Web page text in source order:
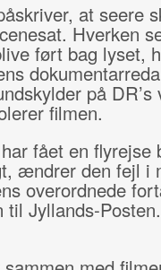
at seere
Hverken
ført bag lyset,
på DR’s
filmen.
fået en flyrejse
ændrer den fejl i
overordnede
til Jyllands-Posten.